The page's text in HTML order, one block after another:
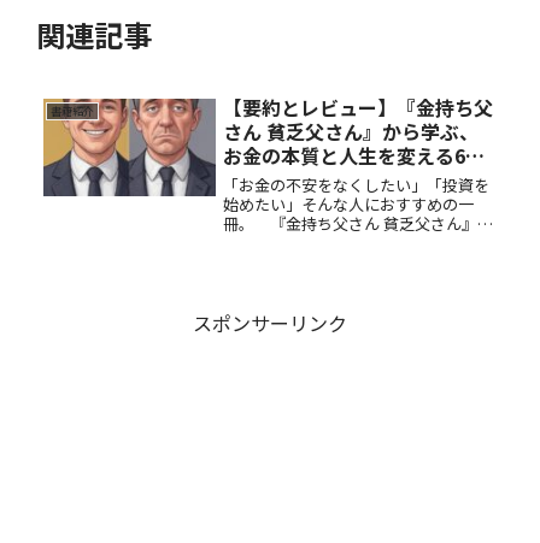
関連記事
書籍紹介
【要約とレビュー】『金持ち父
さん 貧乏父さん』から学ぶ、
お金の本質と人生を変える6つ
の教え
「お金の不安をなくしたい」「投資を
始めたい」そんな人におすすめの一
冊。 『金持ち父さん 貧乏父さん』か
す
スポンサーリンク